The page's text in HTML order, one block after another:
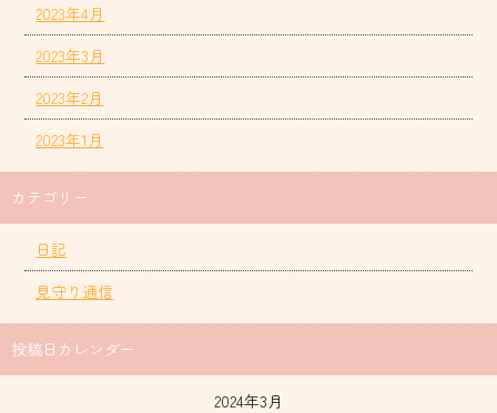
2023年4月
2023年3月
2023年2月
2023年1月
カテゴリー
日記
見守り通信
投稿日カレンダー
2024年3月